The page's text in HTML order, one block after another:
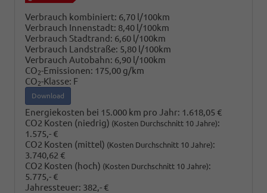
Verbrauch kombiniert: 6,70 l/100km
Verbrauch Innenstadt: 8,40 l/100km
Verbrauch Stadtrand: 6,60 l/100km
Verbrauch Landstraße: 5,80 l/100km
Verbrauch Autobahn: 6,90 l/100km
CO2-Emissionen: 175,00 g/km
CO2-Klasse: F
Download
Energiekosten bei 15.000 km pro Jahr: 1.618,05 €
CO2 Kosten (niedrig) (Kosten Durchschnitt 10 Jahre):
1.575,- €
CO2 Kosten (mittel) (Kosten Durchschnitt 10 Jahre):
3.740,62 €
CO2 Kosten (hoch) (Kosten Durchschnitt 10 Jahre):
5.775,- €
Jahressteuer: 382,- €